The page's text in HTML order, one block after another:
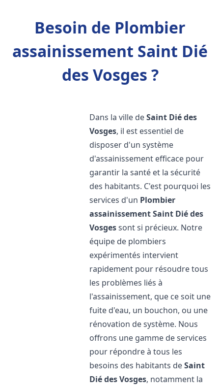
Besoin de Plombier
assainissement Saint Dié
des Vosges ?
Dans la ville deSaint Dié des
Vosges, il est essentiel de
disposer d'un système
d'assainissement efficace pour
garantir la santé et la sécurité
des habitants. C'est pourquoi les
services d'un Plombier
assainissementSaint Dié des
Vosgessont si précieux. Notre
équipe de plombiers
expérimentés intervient
rapidement pour résoudre tous
les problèmes liés à
l'assainissement, que ce soit une
fuite d'eau, un bouchon, ou une
rénovation de système. Nous
offrons une gamme de services
pour répondre à tous les
besoins des habitants deSaint
Dié des Vosges, notamment la